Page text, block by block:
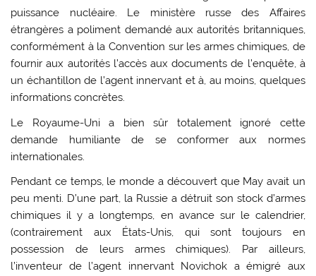
puissance nucléaire. Le ministère russe des Affaires
étrangères a poliment demandé aux autorités britanniques,
conformément à la Convention sur les armes chimiques, de
fournir aux autorités l’accès aux documents de l’enquête, à
un échantillon de l’agent innervant et à, au moins, quelques
informations concrètes.
Le Royaume-Uni a bien sûr totalement ignoré cette
demande humiliante de se conformer aux normes
internationales.
Pendant ce temps, le monde a découvert que May avait un
peu menti. D’une part, la Russie a détruit son stock d’armes
chimiques il y a longtemps, en avance sur le calendrier,
(contrairement aux États-Unis, qui sont toujours en
possession de leurs armes chimiques). Par ailleurs,
l’inventeur de l’agent innervant Novichok a émigré aux